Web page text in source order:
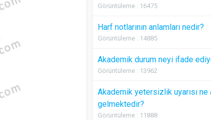
Görüntüleme : 16475
Harf notlarının anlamları nedir?
Görüntüleme : 14885
Akademik durum neyi ifade
Görüntüleme : 13962
Akademik yetersizlik uyarısı ne
gelmektedir?
Görüntüleme : 11888